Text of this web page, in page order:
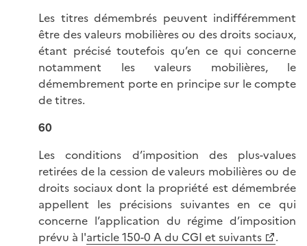
Les titres démembrés peuvent indifféremment
être des valeurs mobilières ou des droits sociaux,
étant précisé toutefois qu’en ce qui concerne
notamment les valeurs mobilières, le
démembrement porte en principe sur le compte
de titres.
60
Les conditions d’imposition des plus-values
retirées de la cession de valeurs mobilières ou de
droits sociaux dont la propriété est démembrée
appellent les précisions suivantes en ce qui
concerne l’application du régime d’imposition
prévu à l'article 150-0 A du CGI et suivants .